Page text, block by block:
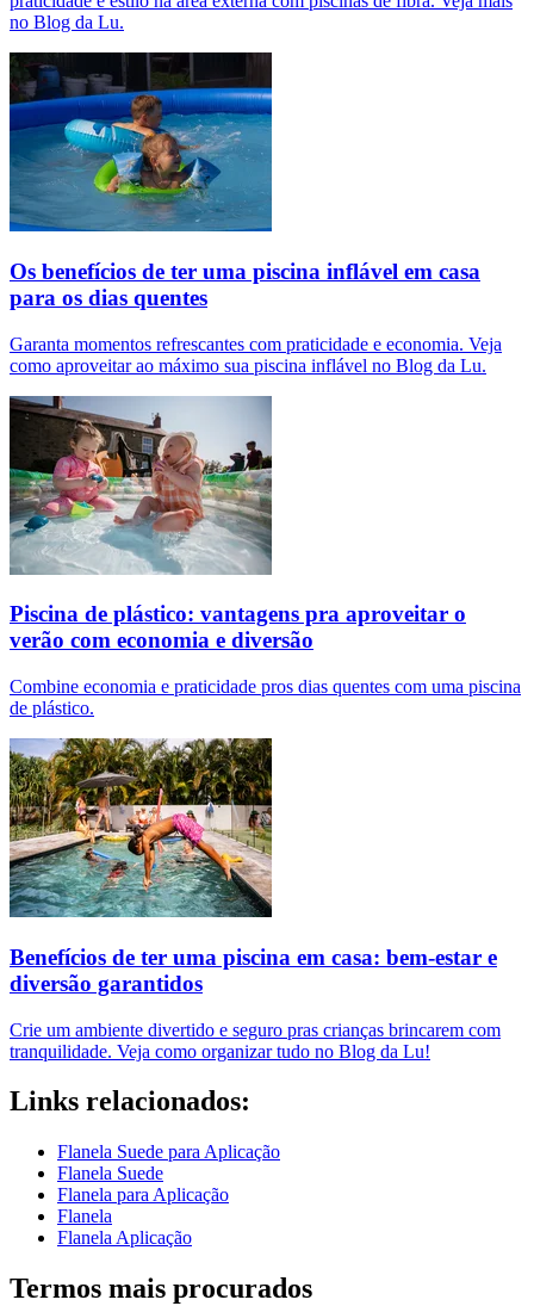
no Blog da Lu.
Os benefícios de ter uma piscina inflável em casa
para os dias quentes
Garanta momentos refrescantes com praticidade e economia. Veja
como aproveitar ao máximo sua piscina inflável no Blog da Lu.
Piscina de plástico: vantagens pra aproveitar o
verão com economia e diversão
Combine economia e praticidade pros dias quentes com uma piscina
de plástico.
Benefícios de ter uma piscina em casa: bem-estar e
diversão garantidos
Crie um ambiente divertido e seguro pras crianças brincarem com
tranquilidade. Veja como organizar tudo no Blog da Lu!
Links relacionados:
Flanela Suede para Aplicação
Flanela Suede
Flanela para Aplicação
Flanela
Flanela Aplicação
Termos mais procurados